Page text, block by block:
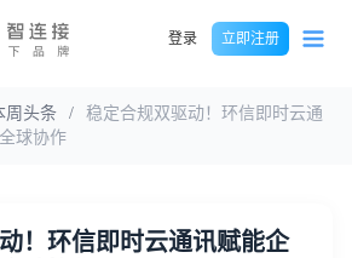
登录 立即注册
周头条 /
稳定合规双驱动！环信即时云通
球协作
！环信即时云通讯赋能企